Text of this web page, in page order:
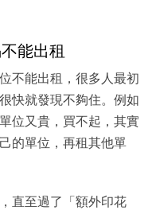
能出租
不能出租，很多人最初
快就發現不夠住。例如
位又貴，買不起，其實
的單位，再租其他單
直至過了「額外印花